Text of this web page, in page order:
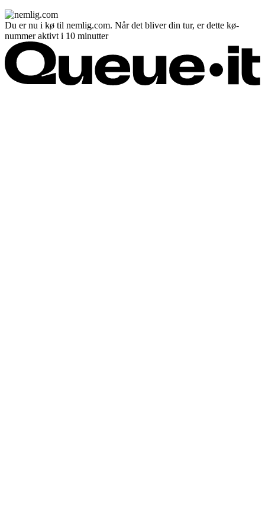
Du er nu i kø til nemlig.com. Når det bliver din tur, er dette kø-
nummer aktivt i 10 minutter